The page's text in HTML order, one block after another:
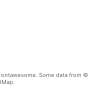
Some data from ©